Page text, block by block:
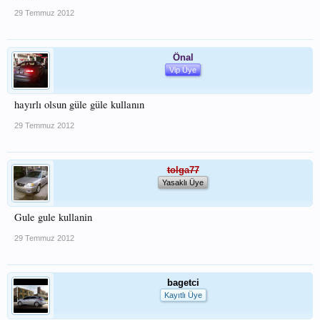
29 Temmuz 2012
Önal
Vip Üye
hayırlı olsun güle güle kullanın
29 Temmuz 2012
tolga77
Yasaklı Üye
Gule gule kullanin
29 Temmuz 2012
bagetci
Kayıtlı Üye